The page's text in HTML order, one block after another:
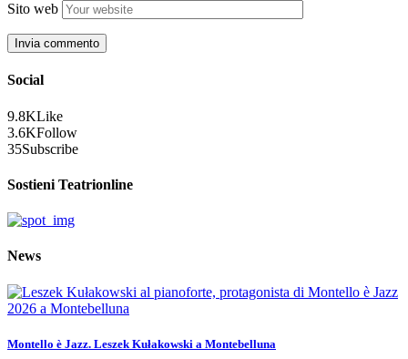
Sito web
Social
9.8KLike
3.6KFollow
35Subscribe
Sostieni Teatrionline
News
Montello è Jazz. Leszek Kułakowski a Montebelluna